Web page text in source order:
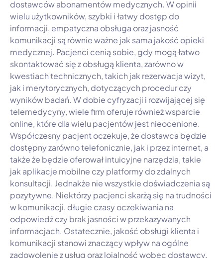
dostawców abonamentów medycznych. W opinii
wielu użytkowników, szybki i łatwy dostęp do
informacji, empatyczna obsługa oraz jasność
komunikacji są równie ważne jak sama jakość opieki
medycznej. Pacjenci cenią sobie, gdy mogą łatwo
skontaktować się z obsługą klienta, zarówno w
kwestiach technicznych, takich jak rezerwacja wizyt,
jak i merytorycznych, dotyczących procedur czy
wyników badań. W dobie cyfryzacji i rozwijającej się
telemedycyny, wiele firm oferuje również wsparcie
online, które dla wielu pacjentów jest nieocenione.
Współczesny pacjent oczekuje, że dostawca będzie
dostępny zarówno telefonicznie, jak i przez internet, a
także że będzie oferował intuicyjne narzędzia, takie
jak aplikacje mobilne czy platformy do zdalnych
konsultacji. Jednakże nie wszystkie doświadczenia są
pozytywne. Niektórzy pacjenci skarżą się na trudności
w komunikacji, długie czasy oczekiwania na
odpowiedź czy brak jasności w przekazywanych
informacjach. Ostatecznie, jakość obsługi klienta i
komunikacji stanowi znaczący wpływ na ogólne
zadowolenie z usług oraz lojalność wobec dostawcy.